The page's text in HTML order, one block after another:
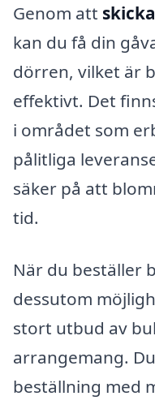
Genom att
kan du få din
dörren, vilket är
effektivt. Det
i området som
pålitliga
säker på att
tid.
När du beställer
dessutom
stort utbud av
arrangemang.
beställning med